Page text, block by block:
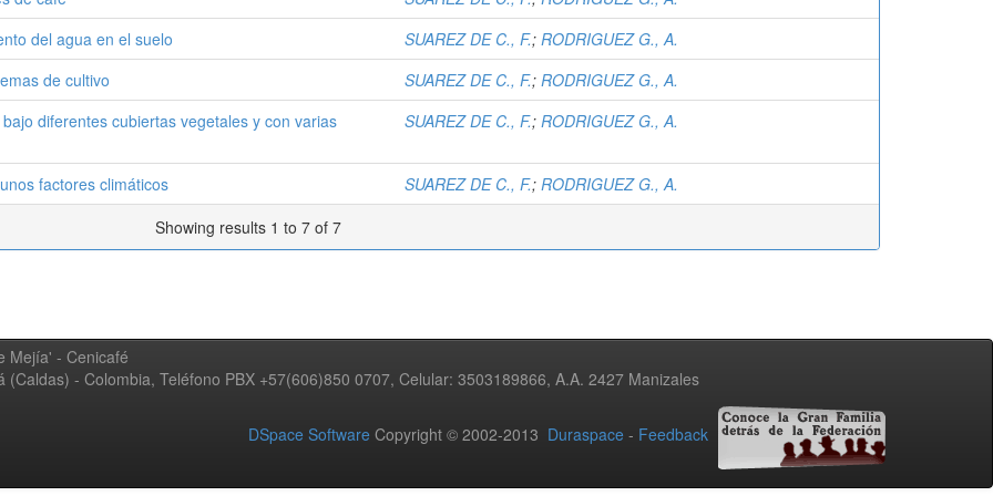
del agua en el suelo
SUAREZ DE C., F.; RODRIGUEZ G., A.
de cultivo
SUAREZ DE C., F.; RODRIGUEZ G., A.
diferentes cubiertas vegetales y con varias
SUAREZ DE C., F.; RODRIGUEZ G., A.
factores climáticos SUAREZ DE C., F.; RODRIGUEZ G., A.
Showing results 1 to 7 of 7
Mejía' - Cenicafé
- Colombia, Teléfono PBX +57(606)850 0707, Celular: 3503189866, A.A. 2427 Manizales
DSpace Software Copyright © 2002-2013 Duraspace - Feedback